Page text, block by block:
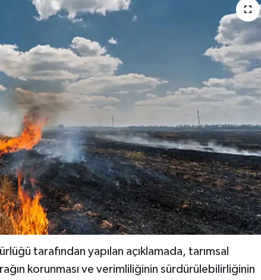
tarafından yapılan açıklamada, tarımsal
korunması ve verimliliğinin sürdürülebilirliğinin